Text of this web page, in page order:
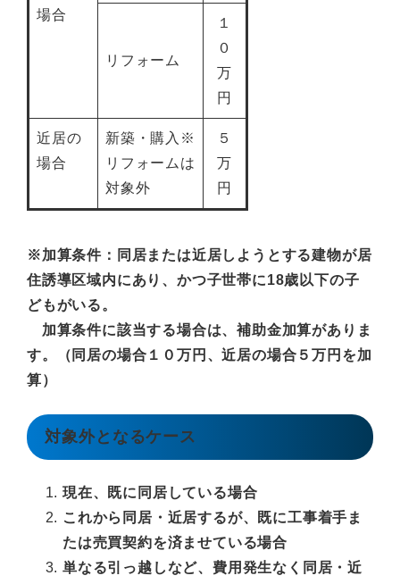
場合
リフォーム
１
０
万
円
近居の
場合
新築・購入※
リフォームは
対象外
５
万
円
※加算条件：同居または近居しようとする建物が居
住誘導区域内にあり、かつ子世帯に18歳以下の子
どもがいる。
加算条件に該当する場合は、補助金加算がありま
す。（ 同居の場合１０万円、近居の場合５万円を加
算）
対象外となるケース
現在、既に同居している場合
これから同居・近居するが、既に工事着手ま
たは売買契約を済ませている場合
単なる引っ越しなど、費用発生なく同居・近